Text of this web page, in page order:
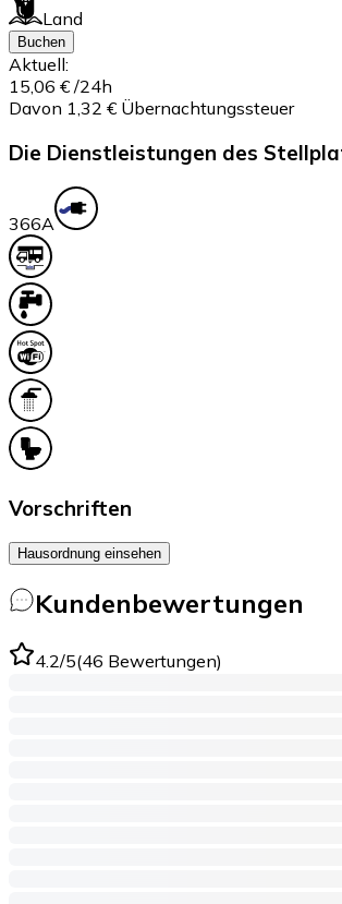
Land
Buchen
Aktuell:
15,06 € /24h
Davon 1,32 € Übernachtungssteuer
Die Dienstleistungen des
366A
Vorschriften
Hausordnung einsehen
Kundenbewertungen
4.2/5(46 Bewertungen)